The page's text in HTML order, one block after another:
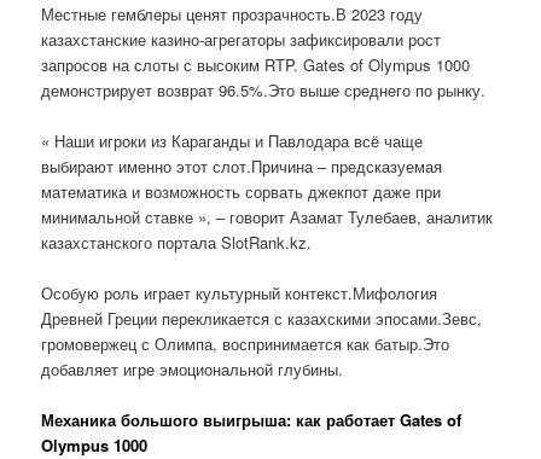
Местные гемблеры ценят прозрачность.В 2023 году
казахстанские казино-агрегаторы зафиксировали рост
запросов на слоты с высоким RTP. Gates of Olympus 1000
демонстрирует возврат 96.5%.Это выше среднего по рынку.
« Наши игроки из Караганды и Павлодара всё чаще
выбирают именно этот слот.Причина – предсказуемая
математика и возможность сорвать джекпот даже при
минимальной ставке », – говорит Азамат Тулебаев, аналитик
казахстанского портала SlotRank.kz.
Особую роль играет культурный контекст.Мифология
Древней Греции перекликается с казахскими эпосами.Зевс,
громовержец с Олимпа, воспринимается как батыр.Это
добавляет игре эмоциональной глубины.
Механика большого выигрыша: как работает Gates of
Olympus 1000